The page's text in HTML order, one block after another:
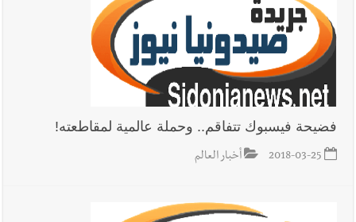
فضيحة فيسبوك تتفاقم.. وحملة عالمية لمقاطعته!
2018-03-25 أخبار العالم